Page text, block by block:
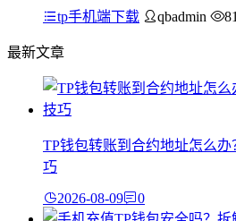
tp手机端下载 qbadmin
最新文章
TP钱包转账到合约地址怎么
巧
2026-08-09 0